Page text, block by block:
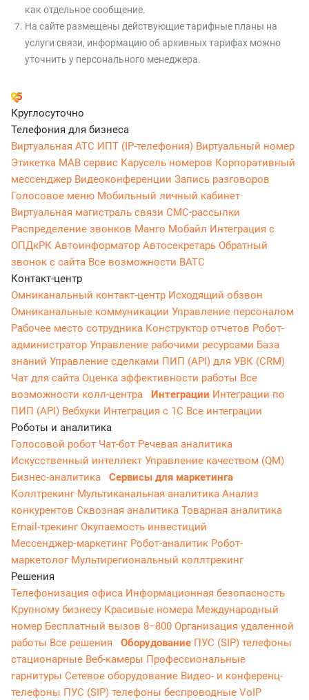
как отдельное сообщение.
На сайте размещены действующие тарифные планы на
услуги связи, информацию об архивных тарифах можно
уточнить у персонального менеджера.
Круглосуточно
Телефония для бизнеса
Виртуальная АТС ИПТ (IP-телефония) Виртуальный номер
Этикетка МАВ сервис Карусель номеров Корпоративный
мессенджер Видеоконференции Запись разговоров
Голосовое меню Мобильный личный кабинет
Виртуальная магистраль связи СМС-рассылки
Распределение звонков Манго Мобайл Интеграция с
ОПДкРК Автоинформатор Автосекретарь Обратный
звонок с сайта Все возможности ВАТС
Контакт-центр
Омниканальный контакт-центр Исходящий обзвон
Омниканальные коммуникации Управление персоналом
Рабочее место сотрудника Конструктор отчетов Робот-
администратор Управление рабочими ресурсами База
знаний Управление сделками ПИП (API) для УВК (CRM)
Чат для сайта Оценка эффективности работы Все
возможности колл-центра
Интеграции Интеграции по
ПИП (API) Вебхуки Интеграция с 1С Все интеграции
Роботы и аналитика
Голосовой робот Чат-бот Речевая аналитика
Искусственный интеллект Управление качеством (QM)
Бизнес-аналитика
Сервисы для маркетинга
Коллтрекинг Мультиканальная аналитика Анализ
конкурентов Сквозная аналитика Товарная аналитика
Email-трекингОкупаемость инвестиций
Мессенджер‑маркетинг Робот-аналитик Робот-
маркетолог Мультирегиональный коллтрекинг
Решения
Телефонизация офиса Информационная безопасность
Крупному бизнесу Красивые номера Международный
номер Бесплатный вызов 8−800 Организация удаленной
работы Все решения Оборудование ПУС (SIP) телефоны
стационарные Веб-камеры Профессиональные
гарнитуры Сетевое оборудование Видео- и конференц-
телефоны ПУС (SIP) телефоны беспроводные VoIP